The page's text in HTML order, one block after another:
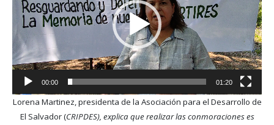
00:00 01:20
Lorena Martinez, presidenta de la Asociación para el Desarrollo de
El Salvador (CRIPDES), explica que realizar las conmoraciones es